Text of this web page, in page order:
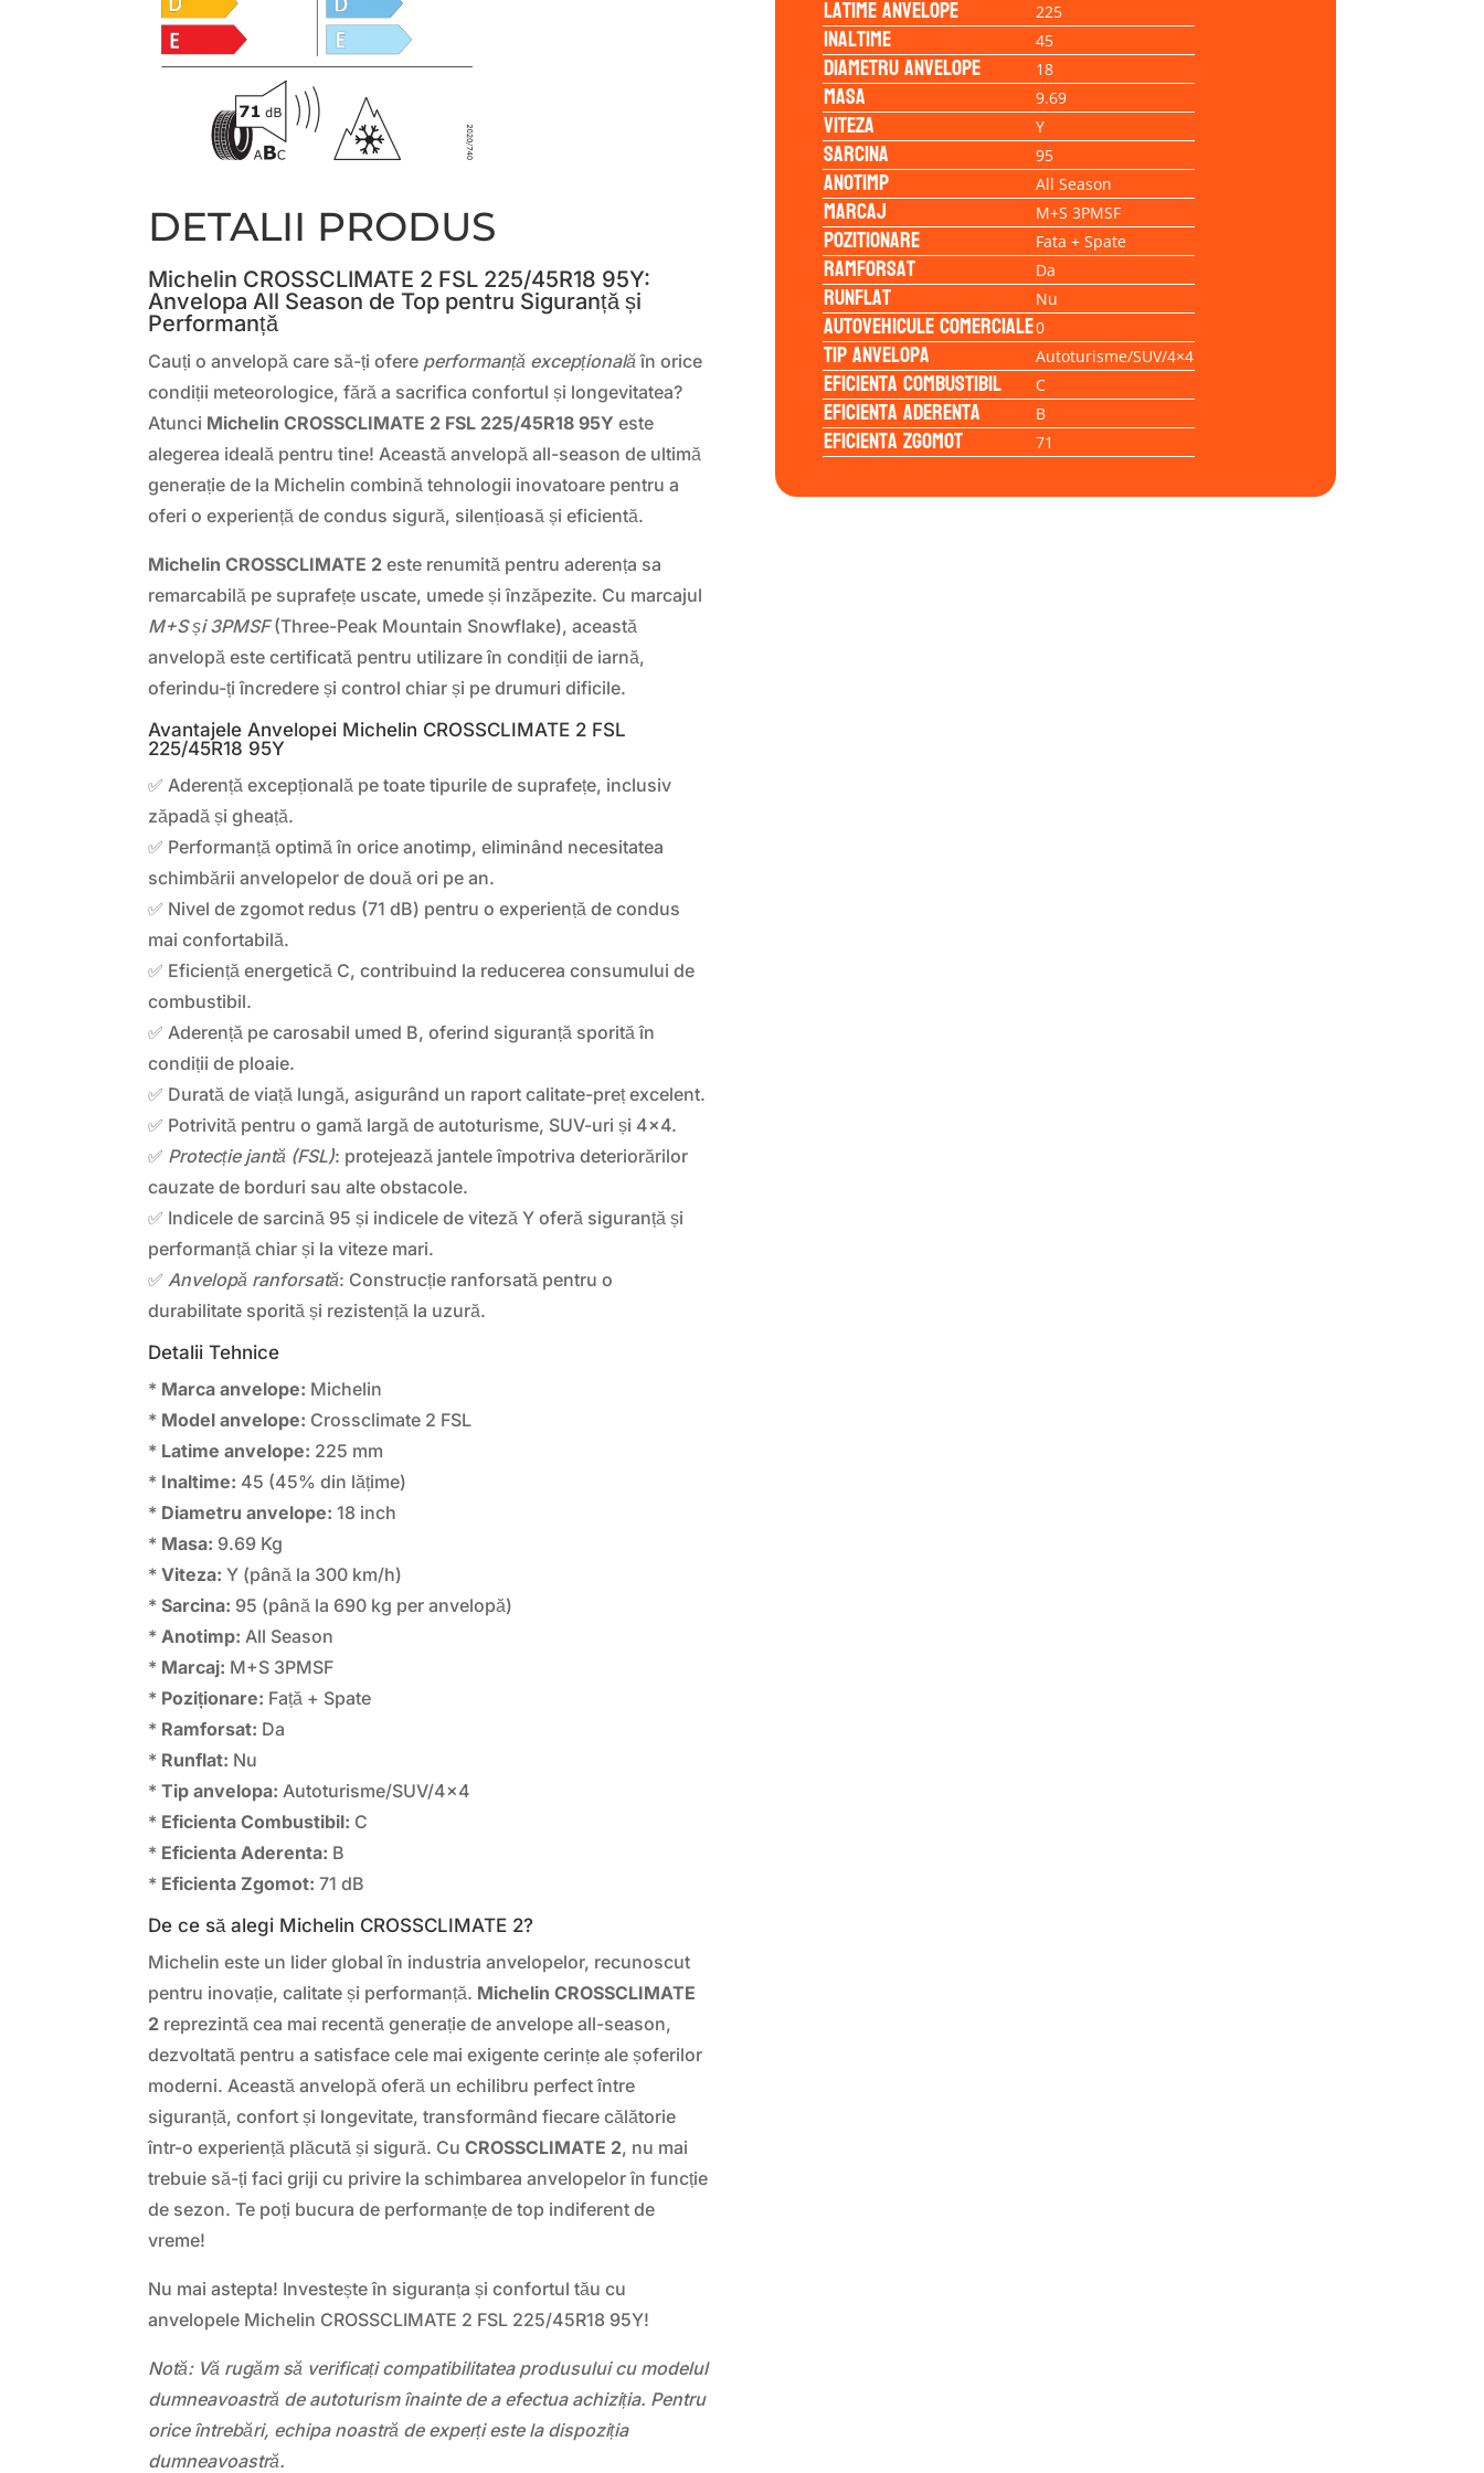
DETALII PRODUS
Michelin CROSSCLIMATE 2 FSL 225/45R18 95Y:
Anvelopa All Season de Top pentru Siguranță și
Performanță
Cauți o anvelopă care să-ți ofere performanță excepționalăîn orice
condiții meteorologice, fără a sacrifica confortul și longevitatea?
Atunci Michelin CROSSCLIMATE 2 FSL 225/45R18 95Y este
alegerea ideală pentru tine! Această anvelopă all-season de ultimă
generație de la Michelin combină tehnologii inovatoare pentru a
oferi o experiență de condus sigură, silențioasă și eficientă.
Michelin CROSSCLIMATE 2 este renumită pentru aderența sa
remarcabilă pe suprafețe uscate, umede și înzăpezite. Cu marcajul
M+S și 3PMSF(Three-Peak Mountain Snowflake), această
anvelopă este certificată pentru utilizare în condiții de iarnă,
oferindu-ți încredere și control chiar și pe drumuri dificile.
Avantajele Anvelopei Michelin CROSSCLIMATE 2 FSL
225/45R18 95Y
✅ Aderență excepțională pe toate tipurile de suprafețe, inclusiv
zăpadă și gheață.
✅ Performanță optimă în orice anotimp, eliminând necesitatea
schimbării anvelopelor de două ori pe an.
✅ Nivel de zgomot redus (71 dB) pentru o experiență de condus
mai confortabilă.
✅ Eficiență energetică C, contribuind la reducerea consumului de
combustibil.
✅ Aderență pe carosabil umed B, oferind siguranță sporită în
condiții de ploaie.
✅ Durată de viață lungă, asigurând un raport calitate-preț excelent.
✅ Potrivită pentru o gamă largă de autoturisme, SUV-uri și 4×4.
✅ Protecție jantă (FSL): protejează jantele împotriva deteriorărilor
cauzate de borduri sau alte obstacole.
✅ Indicele de sarcină 95 și indicele de viteză Y oferă siguranță și
performanță chiar și la viteze mari.
✅Anvelopă ranforsată: Construcție ranforsată pentru o
durabilitate sporită și rezistență la uzură.
Detalii Tehnice
* Marca anvelope: Michelin
* Model anvelope: Crossclimate 2 FSL
* Latime anvelope: 225 mm
* Inaltime: 45 (45% din lățime)
* Diametru anvelope: 18 inch
* Masa: 9.69 Kg
*Viteza: Y (până la 300 km/h)
*Sarcina: 95 (până la 690 kg per anvelopă)
*Anotimp: All Season
* Marcaj: M+S 3PMSF
* Poziționare: Față + Spate
* Ramforsat: Da
* Runflat: Nu
*Tip anvelopa: Autoturisme/SUV/4×4
* Eficienta Combustibil: C
* Eficienta Aderenta: B
* Eficienta Zgomot: 71 dB
De ce să alegi Michelin CROSSCLIMATE 2?
Michelin este un lider global în industria anvelopelor, recunoscut
pentru inovație, calitate și performanță. Michelin CROSSCLIMATE
2 reprezintă cea mai recentă generație de anvelope all-season,
dezvoltată pentru a satisface cele mai exigente cerințe ale șoferilor
moderni. Această anvelopă oferă un echilibru perfect între
siguranță, confort și longevitate, transformând fiecare călătorie
într-o experiență plăcută și sigură. CuCROSSCLIMATE 2, nu mai
trebuie să-ți faci griji cu privire la schimbarea anvelopelor în funcție
de sezon. Te poți bucura de performanțe de top indiferent de
vreme!
Nu mai astepta! Investește în siguranța și confortul tău cu
anvelopele Michelin CROSSCLIMATE 2 FSL 225/45R18 95Y!
Notă: Vă rugăm să verificați compatibilitatea produsului cu modelul
dumneavoastră de autoturism înainte de a efectua achiziția. Pentru
orice întrebări, echipa noastră de experți este la dispoziția
dumneavoastră.
Latime anvelope 225
Inaltime 45
Diametru anvelope 18
Masa 9.69
Viteza Y
Sarcina 95
Anotimp All Season
Marcaj M+S 3PMSF
Pozitionare Fata + Spate
Ramforsat Da
Runflat Nu
Autovehicule comerciale0
Tip anvelopa Autoturisme/SUV/4×4
Eficienta Combustibil C
Eficienta Aderenta B
Eficienta Zgomot 71